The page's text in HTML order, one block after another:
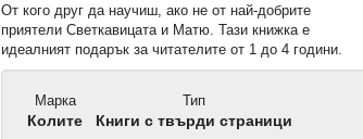
От кого друг да научиш, ако не от най-добрите
приятели Светкавицата и Матю. Тази книжка е
идеалният подарък за читателите от 1 до 4 години.
Марка
Колите
Тип
Книги с твърди страници